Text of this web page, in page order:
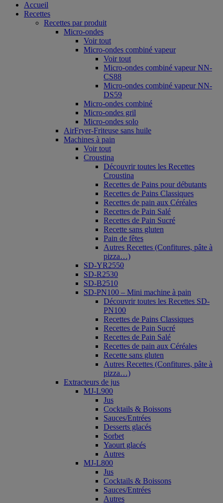
Accueil
Recettes
Recettes par produit
Micro-ondes
Voir tout
Micro-ondes combiné vapeur
Voir tout
Micro-ondes combiné vapeur NN-
CS88
Micro-ondes combiné vapeur NN-
DS59
Micro-ondes combiné
Micro-ondes gril
Micro-ondes solo
AirFryer-Friteuse sans huile
Machines à pain
Voir tout
Croustina
Découvrir toutes les Recettes
Croustina
Recettes de Pains pour débutants
Recettes de Pains Classiques
Recettes de pain aux Céréales
Recettes de Pain Salé
Recettes de Pain Sucré
Recette sans gluten
Pain de fêtes
Autres Recettes (Confitures, pâte à
pizza…)
SD-YR2550
SD-R2530
SD-B2510
SD-PN100 – Mini machine à pain
Découvrir toutes les Recettes SD-
PN100
Recettes de Pains Classiques
Recettes de Pain Sucré
Recettes de Pain Salé
Recettes de pain aux Céréales
Recette sans gluten
Autres Recettes (Confitures, pâte à
pizza…)
Extracteurs de jus
MJ-L900
Jus
Cocktails & Boissons
Sauces/Entrées
Desserts glacés
Sorbet
Yaourt glacés
Autres
MJ-L800
Jus
Cocktails & Boissons
Sauces/Entrées
Autres